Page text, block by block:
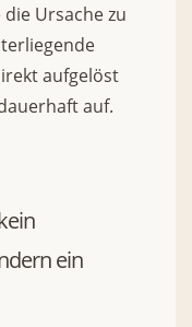
Ursache zu
aufgelöst
auf.
ein